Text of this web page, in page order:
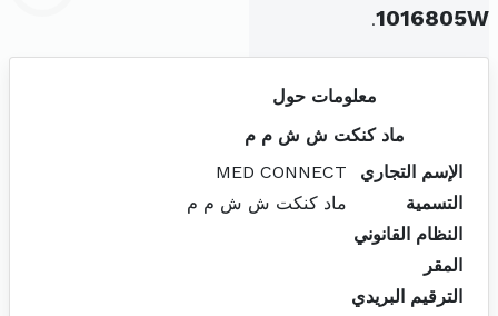
1016805W
.
معلومات حول
ماد كنكت ش ش م م
الإسم التجاري
MED CONNECT
التسمية
ماد كنكت ش ش م م
النظام القانوني
المقر
الترقيم البريدي